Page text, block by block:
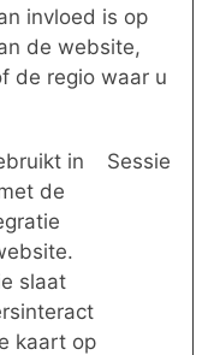
invloed is op
de website,
de regio waar u
in
de
slaat
kaart op
Sessie